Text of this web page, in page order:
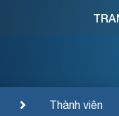
Thành viên